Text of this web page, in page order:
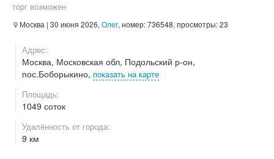
торг возможен
Москва | 30 июня 2026, Олег, номер: 736548, просмотры: 23
Адрес:
Москва, Московская обл, Подольский р-он,
пос.Боборыкино, показать на карте
Площадь:
1049 соток
Удалённость от города:
9 км